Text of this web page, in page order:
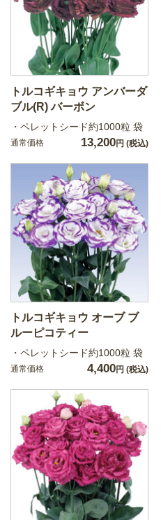
トルコギキョウ アンバーダ
ブル(R) バーボン
・ペレットシード約1000粒 袋
通常価格 13,200円 (税込)
トルコギキョウ オーブ ブ
ルーピコティー
・ペレットシード約1000粒 袋
通常価格 4,400円 (税込)